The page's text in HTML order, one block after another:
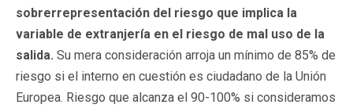
sobrerrepresentación del riesgo que implica la
variable de extranjería en el riesgo de mal uso de la
salida. Su mera consideración arroja un mínimo de 85% de
riesgo si el interno en cuestión es ciudadano de la Unión
Europea. Riesgo que alcanza el 90-100% si consideramos